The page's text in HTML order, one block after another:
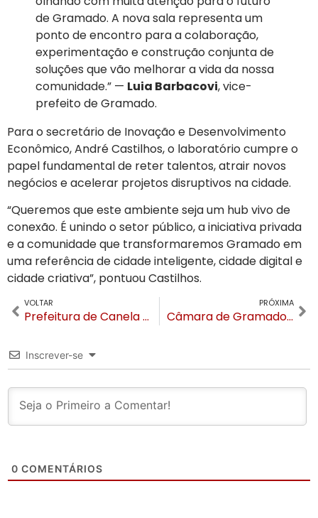
de Gramado. A nova sala representa um
ponto de encontro para a colaboração,
experimentação e construção conjunta de
soluções que vão melhorar a vida da nossa
comunidade.” — Luia Barbacovi, vice-
prefeito de Gramado.
Para o secretário de Inovação e Desenvolvimento
Econômico, André Castilhos, o laboratório cumpre o
papel fundamental de reter talentos, atrair novos
negócios e acelerar projetos disruptivos na cidade.
“Queremos que este ambiente seja um hub vivo de
conexão. É unindo o setor público, a iniciativa privada
e a comunidade que transformaremos Gramado em
uma referência de cidade inteligente, cidade digital e
cidade criativa”, pontuou Castilhos.
VOLTAR
Prefeitura de Canela abre 45 vagas em cursos de Pilotagem e Legislação de Drone e Manutenção predial
PRÓXIMA
Câmara de Gramado reduz conta de água em 31% com uso de energia sustentável e cisternas
Inscrever-se
0 COMENTÁRIOS